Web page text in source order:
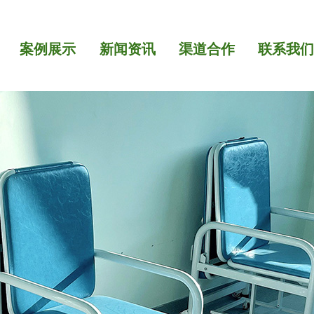
案例展示
案例展示
新闻资讯
新闻资讯
渠道合作
渠道合作
联系我们
联系我们